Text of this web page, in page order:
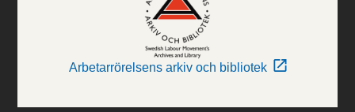
Arbetarrörelsens arkiv och bibliotek